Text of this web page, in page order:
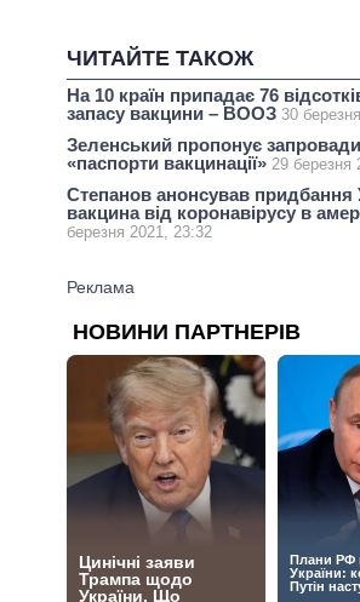
ЧИТАЙТЕ ТАКОЖ
На 10 країн припадає 76
запасу вакцини – ВООЗ 30
Зеленський пропонує
«паспорти вакцинації» 29 березня
Степанов анонсував придбання
вакцина від коронавірусу в
березня 2021, 23:32